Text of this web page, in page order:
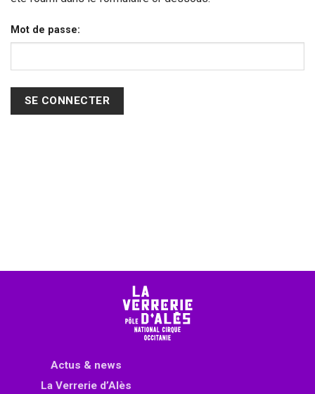
Mot de passe:
SE CONNECTER
Actus & news
La Verrerie d’Alès